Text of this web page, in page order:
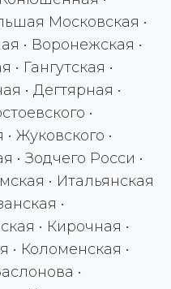
Московская •
• Воронежская •
• Гангутская •
• Дегтярная •
•
Жуковского •
• Зодчего Росси •
• Итальянская
•
• Кирочная •
• Коломенская •
•